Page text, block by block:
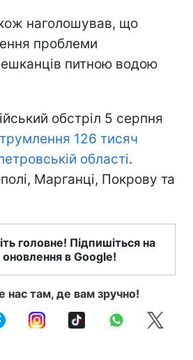
наголошував, що
проблеми
питною водою
обстріл 5 серпня
126 тисяч
області.
Марганці, Покрову та
головне! Підпишіться на
оновлення в Google!
нас там, де вам зручно!